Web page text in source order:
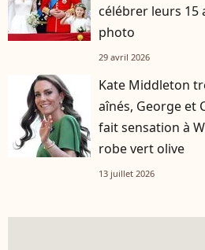
célébrer leurs 15
photo
29 avril 2026
Kate Middleton
aînés, George et
fait sensation à
robe vert olive
13 juillet 2026